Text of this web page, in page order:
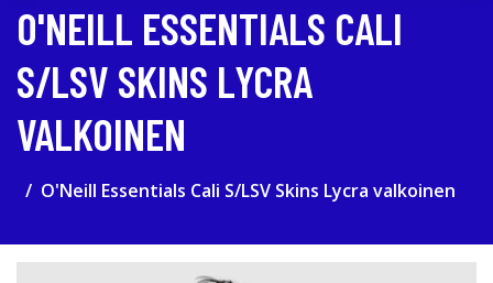
O'NEILL ESSENTIALS CALI
S/LSV SKINS LYCRA
VALKOINEN
O'Neill Essentials Cali S/LSV Skins Lycra valkoinen